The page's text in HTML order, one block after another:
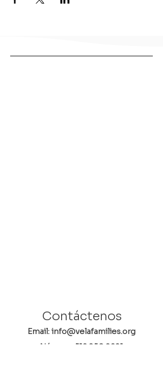
Contáctenos
Email: info@velafamilies.org
Número:
512.850.8281